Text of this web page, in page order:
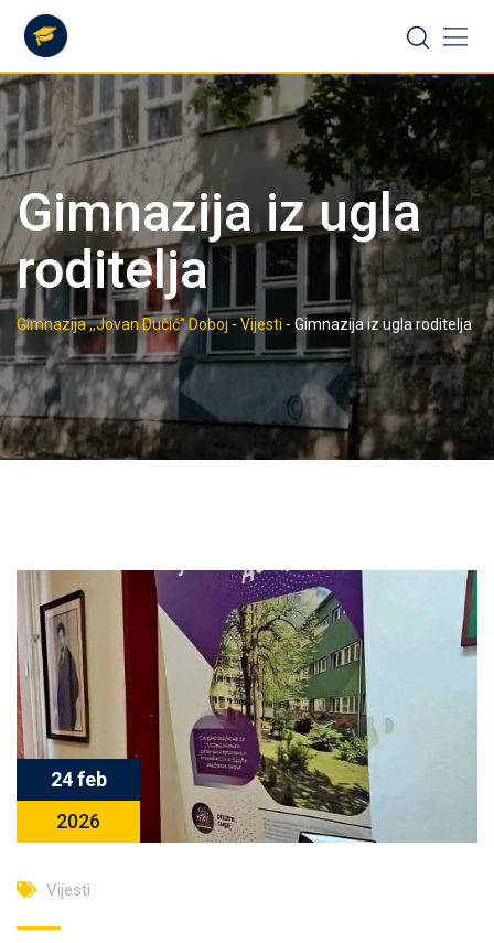
content
Gimnazija iz ugla
roditelja
Gimnazija ,,Jovan Dučić" Doboj - Vijesti - Gimnazija iz ugla roditelja
24 feb
2026
Vijesti